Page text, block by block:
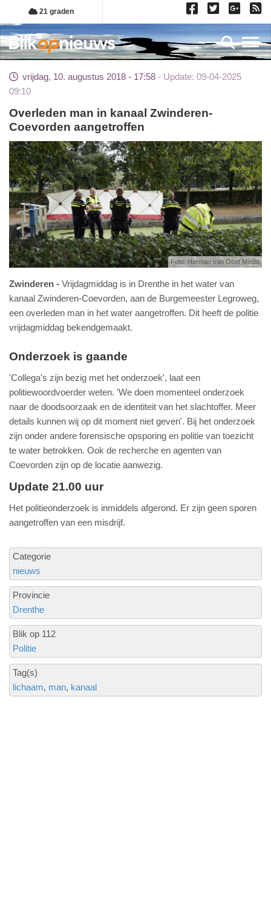
Overslaan
en
naar
de
gaan
21 graden
vrijdag, 10. augustus 2018 - 17:58
Update: 09-04-2025
09:10
Overleden man in kanaal Zwinderen-
Coevorden aangetroffen
Foto: Herman van Oost Media
Zwinderen
Vrijdagmiddag is in Drenthe in het water van
kanaal Zwinderen-Coevorden, aan de Burgemeester Legroweg,
een overleden man in het water aangetroffen. Dit heeft de politie
vrijdagmiddag bekendgemaakt.
Onderzoek is gaande
'Collega's zijn bezig met het onderzoek', laat een
politiewoordvoerder weten. 'We doen momenteel onderzoek
naar de doodsoorzaak en de identiteit van het slachtoffer. Meer
details kunnen wij op dit moment niet geven'. Bij het onderzoek
zijn onder andere forensische opsporing en politie van toezicht
te water betrokken. Ook de recherche en agenten van
Coevorden zijn op de locatie aanwezig.
Update 21.00 uur
Het politieonderzoek is inmiddels afgerond. Er zijn geen sporen
aangetroffen van een misdrijf.
Categorie
nieuws
Provincie
Drenthe
Blik op 112
Politie
Tag(s)
lichaam man kanaal